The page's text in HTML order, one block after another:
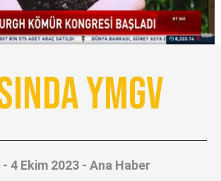
YMGV
4 Ekim 2023 - Ana Haber